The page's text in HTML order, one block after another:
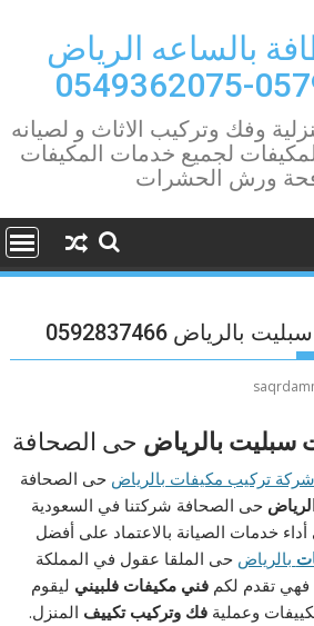
بالساعه الرياض
وفك وتركيب الاثاث و لصيانه
لجميع خدمات المكيفات
ورش الحشرات
0592837466
سبليت بالرياض حى الصحافة
شركة تركيب مكيفات بالرياض حى الصحافة
حى الصحافة شركتنا في السعودية
خدمات الصيانة بالاعتماد على أفضل
بالرياض حى الملقا عقول في المملكة
فهي تقدم لكمفني مكيفات فلبيني ليقوم
وعمليةفك وتركيب تكييف المنزل.